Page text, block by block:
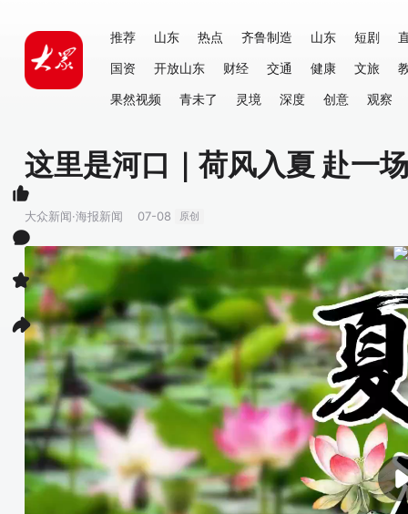
推荐 山东 热点 齐鲁制造 山东 短剧
国资
开放山东 财经 交通 健康 文旅
果然视频
青未了 灵境 深度 创意 观察
这里是河口｜荷风入夏 赴一
大众新闻·海报新闻 07-08 原创